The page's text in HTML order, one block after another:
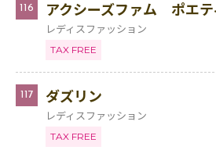
116 アクシーズファム ポエテ
レディスファッション
TAX FREE
117 ダズリン
レディスファッション
TAX FREE